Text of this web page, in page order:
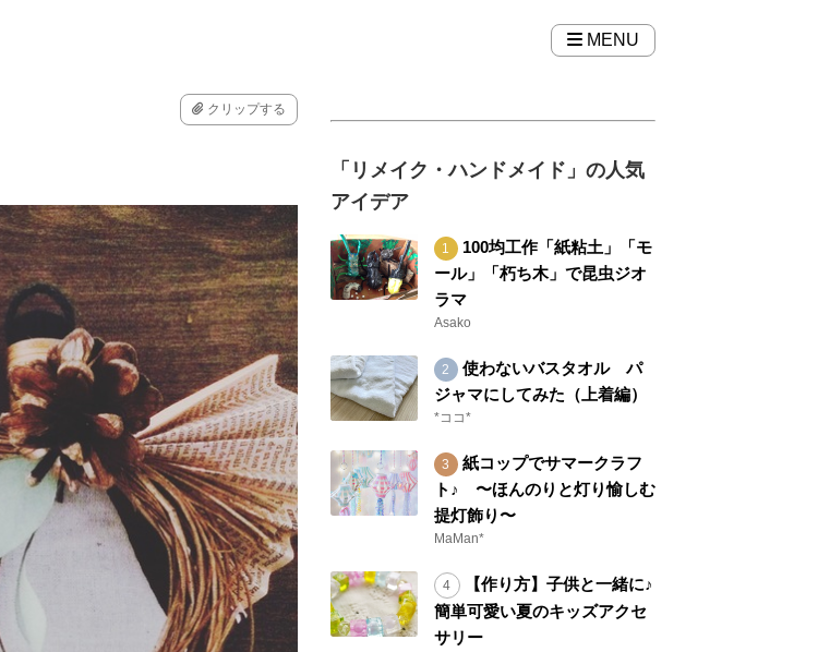
MENU
クリップする
「リメイク・ハンドメイド」の人気
アイデア
100均工作「紙粘土」「モ
ール」「朽ち木」で昆虫ジオ
ラマ
Asako
使わないバスタオル パ
ジャマにしてみた（上着編）
*ココ*
紙コップでサマークラフ
ト♪ 〜ほんのりと灯り愉しむ
提灯飾り〜
MaMan*
【作り方】子供と一緒に♪
簡単可愛い夏のキッズアクセ
サリー